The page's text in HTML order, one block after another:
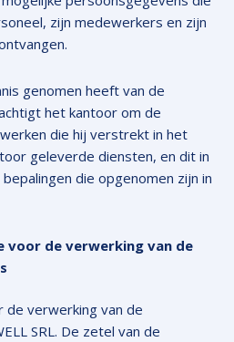
zijn medewerkers en zijn
genomen heeft van de
het kantoor om de
die hij verstrekt in het
geleverde diensten, en dit in
die opgenomen zijn in
voor de verwerking van de
verwerking van de
SRL. De zetel van de